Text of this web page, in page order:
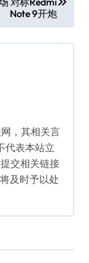
Note 9开炮
，其相关言
代表本站立
交相关链接
及时予以处